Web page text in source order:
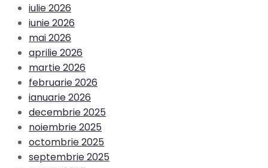
iulie 2026
iunie 2026
mai 2026
aprilie 2026
martie 2026
februarie 2026
ianuarie 2026
decembrie 2025
noiembrie 2025
octombrie 2025
septembrie 2025